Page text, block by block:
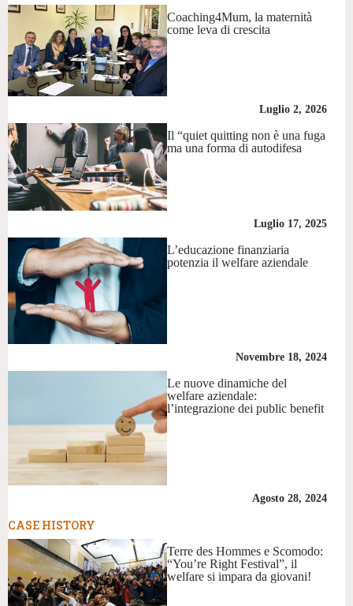
Coaching4Mum, la maternità
come leva di crescita
Luglio 2, 2026
Il “quiet quitting non è una fuga
ma una forma di autodifesa
Luglio 17, 2025
L’educazione finanziaria
potenzia il welfare aziendale
Novembre 18, 2024
Le nuove dinamiche del
welfare aziendale:
l’integrazione dei public benefit
Agosto 28, 2024
CASE HISTORY
Terre des Hommes e Scomodo:
“You’re Right Festival”, il
welfare si impara da giovani!